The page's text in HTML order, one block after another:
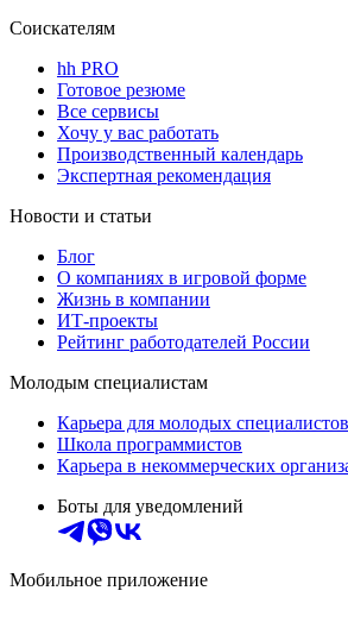
Соискателям
hh PRO
Готовое резюме
Все сервисы
Хочу у вас работать
Производственный календарь
Экспертная рекомендация
Новости и статьи
Блог
О компаниях в игровой форме
Жизнь в компании
ИТ-проекты
Рейтинг работодателей России
Молодым специалистам
Карьера для молодых специалистов
Школа программистов
Карьера в некоммерческих
Боты для уведомлений
Мобильное приложение